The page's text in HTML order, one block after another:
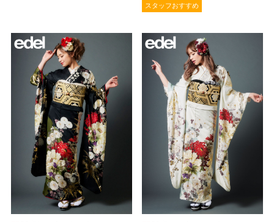
スタッフおすすめ